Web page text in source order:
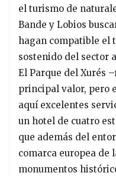
el turismo de
Bande y Lobios
hagan compatible el
sostenido del sector
El Parque del Xurés
principal valor, pero
aquí excelentes
un hotel de cuatro
que además del
comarca europea de
monumentos